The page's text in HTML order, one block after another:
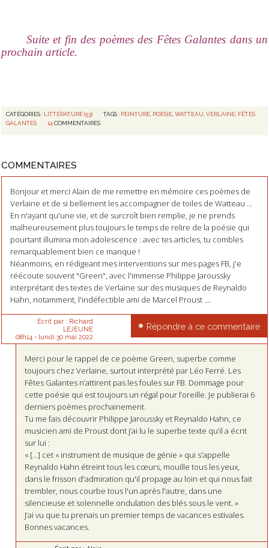
Suite et fin des poèmes des Fêtes Galantes dans un
prochain article.
CATÉGORIES : LITTÉRATURE (53) TAGS : PEINTURE, POÉSIE,WATTEAU,VERLAINE, FÊTES
GALANTES
14 COMMENTAIRES
COMMENTAIRES
Bonjour et merci Alain de me remettre en mémoire ces poèmes de
Verlaine et de si bellement les accompagner de toiles de Watteau ...
En n'ayant qu'une vie, et de surcroît bien remplie, je ne prends
malheureusement plus toujours le temps de relire de la poésie qui
pourtant illumina mon adolescence : avec tes articles, tu combles
remarquablement bien ce manque !
Néanmoins, en rédigeant mes interventions sur mes pages FB, j'e
réécoute souvent "Green", avec l'immense Philippe Jaroussky
interprétant des textes de Verlaine sur des musiques de Reynaldo
Hahn, notamment, l'indéfectible ami de Marcel Proust ....
Écrit par : Richard
LEJEUNE
08h14 - lundi 30 mai 2022
Répondre à ce commentaire
Merci pour le rappel de ce poème Green, superbe comme
toujours chez Verlaine, surtout interprété par Léo Ferré. Les
Fêtes Galantes n’attirent pas les foules sur FB. Dommage pour
cette poésie qui est toujours un régal pour l’oreille. Je publierai 6
derniers poèmes prochainement.
Tu me fais découvrir Philippe Jaroussky et Reynaldo Hahn, ce
musicien ami de Proust dont j’ai lu le superbe texte qu’il a écrit
sur lui :
« […] cet « instrument de musique de génie » qui s'appelle
Reynaldo Hahn étreint tous les cœurs, mouille tous les yeux,
dans le frisson d'admiration qu'il propage au loin et qui nous fait
trembler, nous courbe tous l'un après l'autre, dans une
silencieuse et solennelle ondulation des blés sous le vent. »
J’ai vu que tu prenais un premier temps de vacances estivales.
Bonnes vacances.